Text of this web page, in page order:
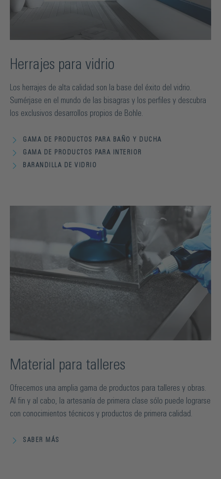
Herrajes para vidrio
Los herrajes de alta calidad son la base del éxito del vidrio.
Sumérjase en el mundo de las bisagras y los perfiles y descubra
los exclusivos desarrollos propios de Bohle.
GAMA DE PRODUCTOS PARA BAÑO Y DUCHA
GAMA DE PRODUCTOS PARA INTERIOR
BARANDILLA DE VIDRIO
Material para talleres
Ofrecemos una amplia gama de productos para talleres y obras.
Al fin y al cabo, la artesanía de primera clase sólo puede lograrse
con conocimientos técnicos y productos de primera calidad.
SABER MÁS